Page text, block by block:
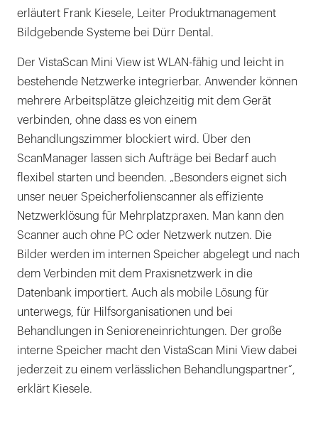
erläutert Frank Kiesele, Leiter Produktmanagement
Bildgebende Systeme bei Dürr Dental.
Der VistaScan Mini View ist WLAN-fähig und leicht in
bestehende Netzwerke integrierbar. Anwender können
mehrere Arbeitsplätze gleichzeitig mit dem Gerät
verbinden, ohne dass es von einem
Behandlungszimmer blockiert wird. Über den
ScanManager lassen sich Aufträge bei Bedarf auch
flexibel starten und beenden. „Besonders eignet sich
unser neuer Speicherfolienscanner als effiziente
Netzwerklösung für Mehrplatzpraxen. Man kann den
Scanner auch ohne PC oder Netzwerk nutzen. Die
Bilder werden im internen Speicher abgelegt und nach
dem Verbinden mit dem Praxisnetzwerk in die
Datenbank importiert. Auch als mobile Lösung für
unterwegs, für Hilfsorganisationen und bei
Behandlungen in Senioreneinrichtungen. Der große
interne Speicher macht den VistaScan Mini View dabei
jederzeit zu einem verlässlichen Behandlungspartner“,
erklärt Kiesele.